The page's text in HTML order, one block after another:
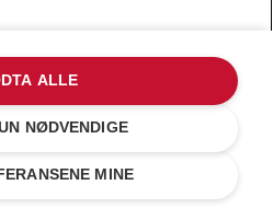
Kokebok
MINE
NØDVENDIGE
ALLE